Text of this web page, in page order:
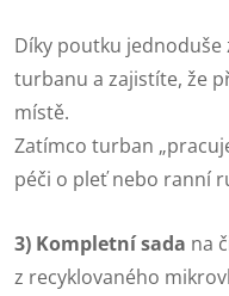
Díky poutku
turbanu a zajistíte, že
místě.
Zatímco turban
péči o pleť nebo ranní
3) Kompletní sada na
z recyklovaného